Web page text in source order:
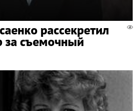
рассекретил
за съемочный